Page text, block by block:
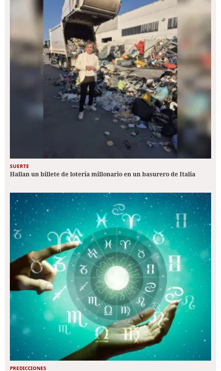
SUERTE
Hallan un billete de lotería millonario en un basurero de Italia
PREDICCIONES